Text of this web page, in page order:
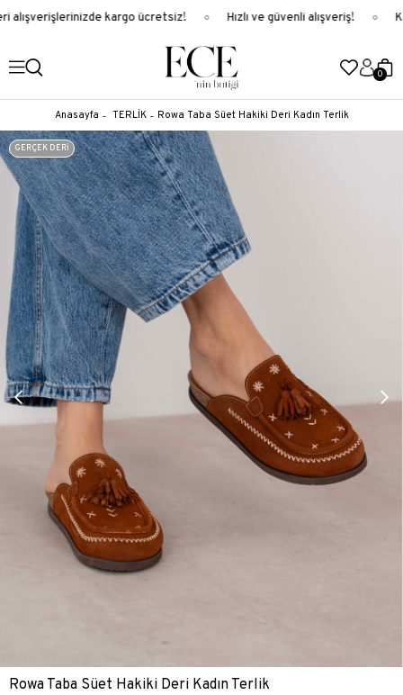
alışverişlerinizde kargo ücretsiz! Hızlı ve güvenli alışveriş!
0
Anasayfa TERLİK Rowa Taba Süet Hakiki Deri Kadın Terlik
GERÇEK DERİ
Rowa Taba Süet Hakiki Deri Kadın Terlik